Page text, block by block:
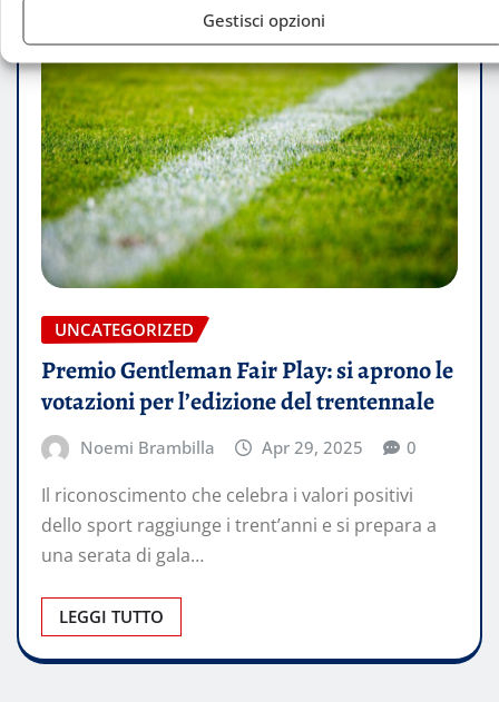
Gestisci opzioni
UNCATEGORIZED
Premio Gentleman Fair Play: si aprono le
votazioni per l’edizione del trentennale
Noemi Brambilla Apr 29, 2025 0
Il riconoscimento che celebra i valori positivi
dello sport raggiunge i trent’anni e si prepara a
una serata di gala…
LEGGI TUTTO